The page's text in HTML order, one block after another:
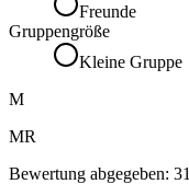
Freunde
Gruppengröße
Kleine Gruppe
M
MR
Bewertung abgegeben: